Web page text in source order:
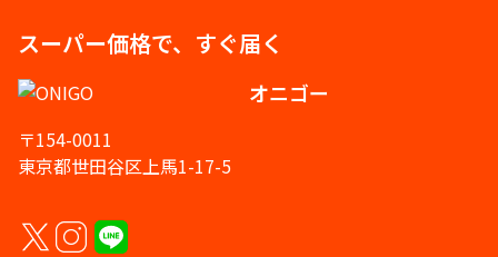
スーパー価格で、すぐ届く
オニゴー
〒154-0011
東京都世田谷区上馬1-17-5